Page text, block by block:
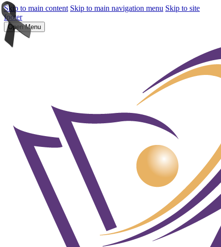
Skip to main content Skip to main navigation menu Skip to site
footer
Open Menu